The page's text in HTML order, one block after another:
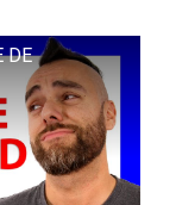
DE